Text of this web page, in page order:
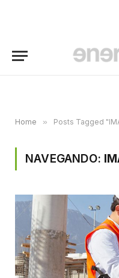
Home » Posts Tagged
NAVEGANDO: